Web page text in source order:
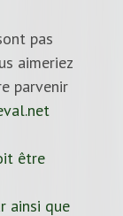
pas
aimeriez
parvenir
être
ainsi que